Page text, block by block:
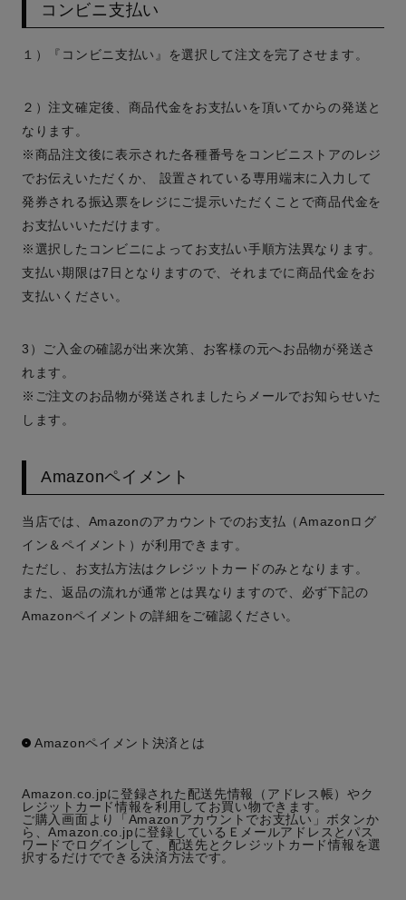
コンビニ支払い
１）『コンビニ支払い』を選択して注文を完了させます。
２）注文確定後、商品代金をお支払いを頂いてからの発送と
なります。
※商品注文後に表示された各種番号をコンビニストアのレジ
でお伝えいただくか、 設置されている専用端末に入力して
発券される振込票をレジにご提示いただくことで商品代金を
お支払いいただけます。
※選択したコンビニによってお支払い手順方法異なります。
支払い期限は7日となりますので、それまでに商品代金をお
支払いください。
3）ご入金の確認が出来次第、お客様の元へお品物が発送さ
れます。
※ご注文のお品物が発送されましたらメールでお知らせいた
します。
Amazonペイメント
当店では、Amazonのアカウントでのお支払（Amazonログ
イン＆ペイメント）が利用できます。
ただし、お支払方法はクレジットカードのみとなります。
また、返品の流れが通常とは異なりますので、必ず下記の
Amazonペイメントの詳細をご確認ください。
Amazonペイメント決済とは
Amazon.co.jpに登録された配送先情報（アドレス帳）やク
レジットカード情報を利用してお買い物できます。
ご購入画面より「Amazonアカウントでお支払い」ボタンか
ら、Amazon.co.jpに登録しているＥメールアドレスとパス
ワードでログインして、配送先とクレジットカード情報を選
択するだけでできる決済方法です。